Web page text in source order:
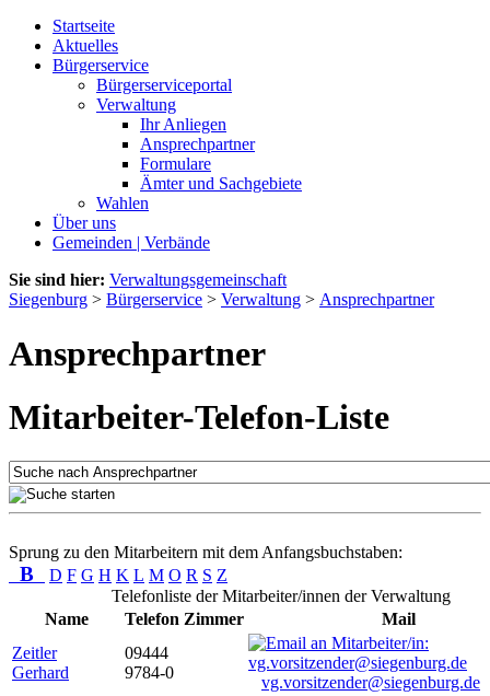
Startseite
Aktuelles
Bürgerservice
Bürgerserviceportal
Verwaltung
Ihr Anliegen
Ansprechpartner
Formulare
Ämter und Sachgebiete
Wahlen
Über uns
Gemeinden | Verbände
Sie sind hier: Verwaltungsgemeinschaft
Siegenburg > Bürgerservice > Verwaltung > Ansprechpartner
Ansprechpartner
Mitarbeiter-Telefon-Liste
Sprung zu den Mitarbeitern mit dem Anfangsbuchstaben:
B D F G H K L M O R S Z
Telefonliste der Mitarbeiter/innen der Verwaltung
Name
Telefon Zimmer
Mail
Zeitler
Gerhard
09444
9784-0
vg.vorsitzender@siegenburg.de